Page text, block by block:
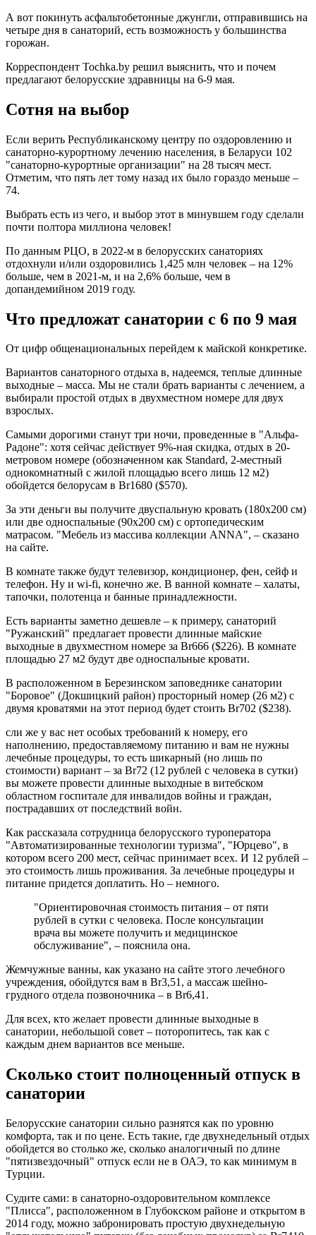
А вот покинуть асфальтобетонные джунгли, отправившись на
четыре дня в санаторий, есть возможность у большинства
горожан.
Корреспондент Tochka.by решил выяснить, что и почем
предлагают белорусские здравницы на 6-9 мая.
Сотня на выбор
Если верить Республиканскому центру по оздоровлению и
санаторно-курортному лечению населения, в Беларуси 102
"санаторно-курортные организации" на 28 тысяч мест.
Отметим, что пять лет тому назад их было гораздо меньше –
74.
Выбрать есть из чего, и выбор этот в минувшем году сделали
почти полтора миллиона человек!
По данным РЦО, в 2022-м в белорусских санаториях
отдохнули и/или оздоровились 1,425 млн человек – на 12%
больше, чем в 2021-м, и на 2,6% больше, чем в
допандемийном 2019 году.
Что предложат санатории с 6 по 9 мая
От цифр общенациональных перейдем к майской конкретике.
Вариантов санаторного отдыха в, надеемся, теплые длинные
выходные – масса. Мы не стали брать варианты с лечением, а
выбирали простой отдых в двухместном номере для двух
взрослых.
Самыми дорогими станут три ночи, проведенные в "Альфа-
Радоне": хотя сейчас действует 9%-ная скидка, отдых в 20-
метровом номере (обозначенном как Standard, 2-местный
однокомнатный с жилой площадью всего лишь 12 м2)
обойдется белорусам в Br1680 ($570).
За эти деньги вы получите двуспальную кровать (180х200 см)
или две односпальные (90х200 см) с ортопедическим
матрасом. "Мебель из массива коллекции ANNA", – сказано
на сайте.
В комнате также будут телевизор, кондиционер, фен, сейф и
телефон. Ну и wi-fi, конечно же. В ванной комнате – халаты,
тапочки, полотенца и банные принадлежности.
Есть варианты заметно дешевле – к примеру, санаторий
"Ружанский" предлагает провести длинные майские
выходные в двухместном номере за Br666 ($226). В комнате
площадью 27 м2 будут две односпальные кровати.
В расположенном в Березинском заповеднике санатории
"Боровое" (Докшицкий район) просторный номер (26 м2) с
двумя кроватями на этот период будет стоить Br702 ($238).
сли же у вас нет особых требований к номеру, его
наполнению, предоставляемому питанию и вам не нужны
лечебные процедуры, то есть шикарный (но лишь по
стоимости) вариант – за Br72 (12 рублей с человека в сутки)
вы можете провести длинные выходные в витебском
областном госпитале для инвалидов войны и граждан,
пострадавших от последствий войн.
Как рассказала сотрудница белорусского туроператора
"Автоматизированные технологии туризма", "Юрцево", в
котором всего 200 мест, сейчас принимает всех. И 12 рублей –
это стоимость лишь проживания. За лечебные процедуры и
питание придется доплатить. Но – немного.
"Ориентировочная стоимость питания – от пяти
рублей в сутки с человека. После консультации
врача вы можете получить и медицинское
обслуживание", – пояснила она.
Жемчужные ванны, как указано на сайте этого лечебного
учреждения, обойдутся вам в Br3,51, а массаж шейно-
грудного отдела позвоночника – в Br6,41.
Для всех, кто желает провести длинные выходные в
санатории, небольшой совет – поторопитесь, так как с
каждым днем вариантов все меньше.
Сколько стоит полноценный отпуск в
санатории
Белорусские санатории сильно разнятся как по уровню
комфорта, так и по цене. Есть такие, где двухнедельный отдых
обойдется во столько же, сколько аналогичный по длине
"пятизвездочный" отпуск если не в ОАЭ, то как минимум в
Турции.
Судите сами: в санаторно-оздоровительном комплексе
"Плисса", расположенном в Глубокском районе и открытом в
2014 году, можно забронировать простую двухнедельную